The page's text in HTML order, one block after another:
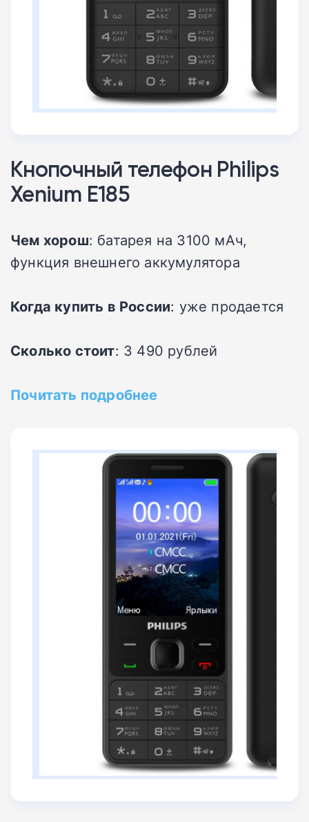
Кнопочный телефон Philips
Xenium E185
Чем хорош: батарея на 3100 мАч,
функция внешнего аккумулятора
Когда купить в России: уже продается
Сколько стоит: 3 490 рублей
Почитать подробнее